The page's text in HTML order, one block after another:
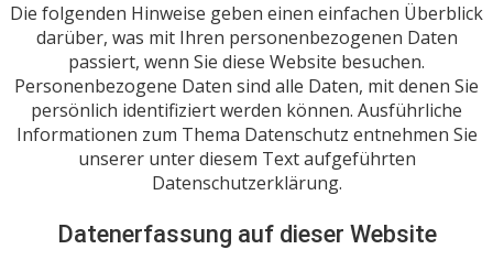
Die folgenden Hinweise geben einen einfachen Überblick
darüber, was mit Ihren personenbezogenen Daten
passiert, wenn Sie diese Website besuchen.
Personenbezogene Daten sind alle Daten, mit denen Sie
persönlich identifiziert werden können. Ausführliche
Informationen zum Thema Datenschutz entnehmen Sie
unserer unter diesem Text aufgeführten
Datenschutzerklärung.
Datenerfassung auf dieser Website